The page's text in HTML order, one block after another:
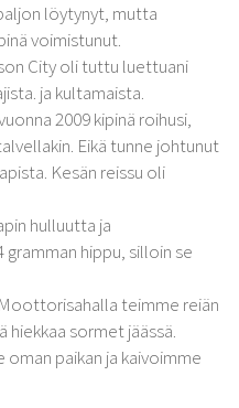
löytynyt, mutta
voimistunut.
City oli tuttu luettuani
ja kultamaista.
2009 kipinä roihusi,
Eikä tunne johtunut
Kesän reissu oli
hulluutta ja
hippu, silloin se
teimme reiän
hiekkaa sormet jäässä.
oman paikan ja kaivoimme